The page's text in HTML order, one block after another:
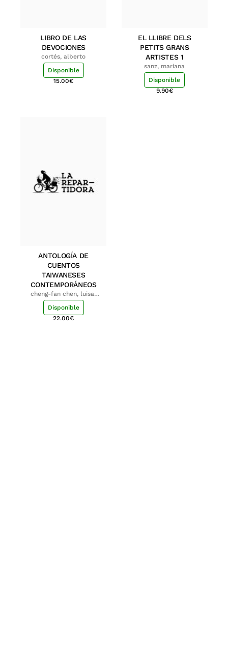
LIBRO DE LAS
DEVOCIONES
cortés, alberto
Disponible
15.00€
EL LLIBRE DELS
PETITS GRANS
ARTISTES 1
sanz, mariana
Disponible
9.90€
ANTOLOGÍA DE
CUENTOS
TAIWANESES
CONTEMPORÁNEOS
cheng-fan chen, luisa;
shu-ying chang, luisa
Disponible
22.00€